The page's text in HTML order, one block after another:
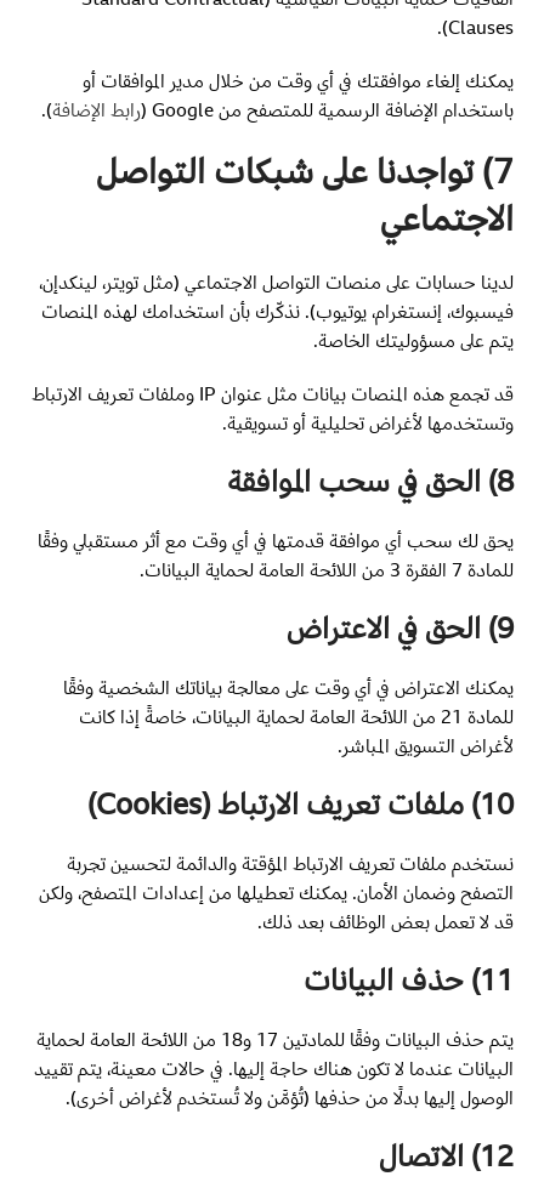
Clauses).
يمكنك إلغاء موافقتك في أي وقت من خلال مدير الموافقات أو
باستخدام الإضافة الرسمية للمتصفح من Google (
رابط الإضافة).
7) تواجدنا على شبكات التواصل
الاجتماعي
لدينا حسابات على منصات التواصل الاجتماعي (مثل تويتر، لينكدإن،
فيسبوك، إنستغرام، يوتيوب). نذكّرك بأن استخدامك لهذه المنصات
يتم على مسؤوليتك الخاصة.
قد تجمع هذه المنصات بيانات مثل عنوان IP وملفات تعريف الارتباط
وتستخدمها لأغراض تحليلية أو تسويقية.
8) الحق في سحب الموافقة
يحق لك سحب أي موافقة قدمتها في أي وقت مع أثر مستقبلي وفقًا
للمادة 7 الفقرة 3 من اللائحة العامة لحماية البيانات.
9) الحق في الاعتراض
يمكنك الاعتراض في أي وقت على معالجة بياناتك الشخصية وفقًا
للمادة 21 من اللائحة العامة لحماية البيانات، خاصةً إذا كانت
لأغراض التسويق المباشر.
10) ملفات تعريف الارتباط (Cookies)
نستخدم ملفات تعريف الارتباط المؤقتة والدائمة لتحسين تجربة
التصفح وضمان الأمان. يمكنك تعطيلها من إعدادات المتصفح، ولكن
قد لا تعمل بعض الوظائف بعد ذلك.
11) حذف البيانات
يتم حذف البيانات وفقًا للمادتين 17 و18 من اللائحة العامة لحماية
البيانات عندما لا تكون هناك حاجة إليها. في حالات معينة، يتم تقييد
الوصول إليها بدلًا من حذفها (تُؤمَّن ولا تُستخدم لأغراض أخرى).
12) الاتصال